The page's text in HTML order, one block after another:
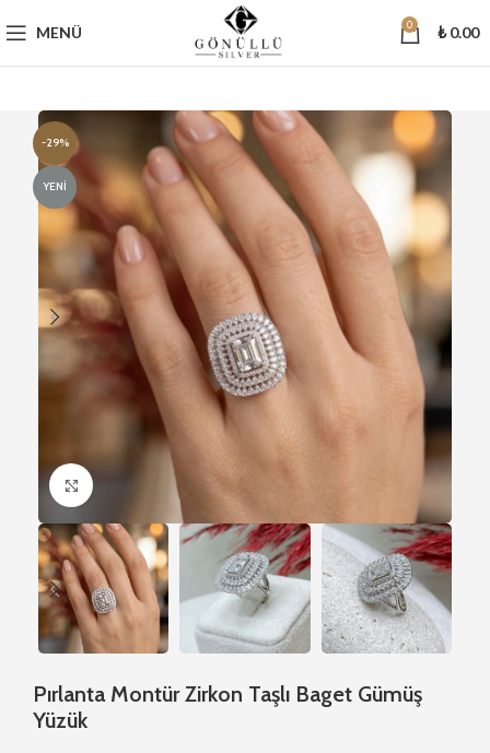
MENÜ 0 ₺0.00
-29%
YENI
Büyütmek için tıklayın
Pırlanta Montür Zirkon Taşlı Baget Gümüş
Yüzük